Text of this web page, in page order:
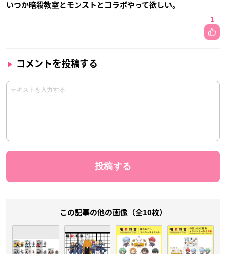
いつか暗殺教室とモンストとコラボやって欲しい。
1
コメントを投稿する
この記事の他の画像（全10枚）